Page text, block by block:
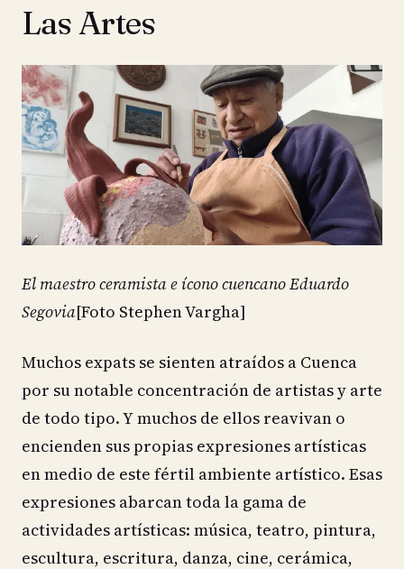
Las Artes
El maestro ceramista e ícono cuencano Eduardo
Segovia[Foto Stephen Vargha]
Muchos expats se sienten atraídos a Cuenca
por su notable concentración de artistas y arte
de todo tipo. Y muchos de ellos reavivan o
encienden sus propias expresiones artísticas
en medio de este fértil ambiente artístico. Esas
expresiones abarcan toda la gama de
actividades artísticas: música, teatro, pintura,
escultura, escritura, danza, cine, cerámica,